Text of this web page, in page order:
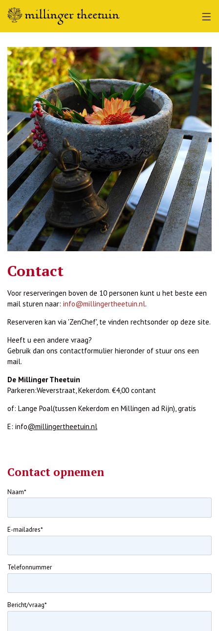
Contact
Voor reserveringen boven de 10 personen kunt u het beste een
mail sturen naar: info@millingertheetuin.nl.
Reserveren kan via 'ZenChef', te vinden rechtsonder op deze site.
Heeft u een andere vraag?
Gebruik dan ons contactformulier hieronder of stuur ons een
mail.
De Millinger Theetuin
Parkeren:Weverstraat, Kekerdom. €4,00 contant
of: Lange Poal(tussen Kekerdom en Millingen ad Rijn), gratis
E: info@millingertheetuin.nl
Contact opnemen
Naam*
E-mailadres*
Telefonnummer
Bericht/vraag*